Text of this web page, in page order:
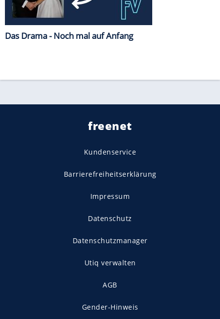
Das Drama - Noch mal auf Anfang
freenet
Kundenservice
Barrierefreiheitserklärung
Impressum
Datenschutz
Datenschutzmanager
Utiq verwalten
AGB
Gender-Hinweis